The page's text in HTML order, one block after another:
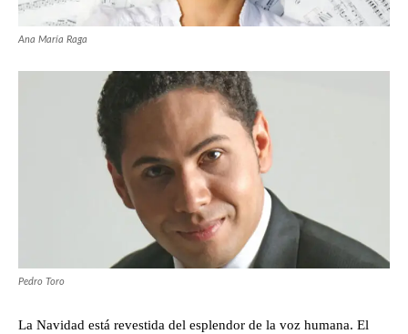
Ana María Raga
Pedro Toro
La Navidad está revestida del esplendor de la voz humana. El